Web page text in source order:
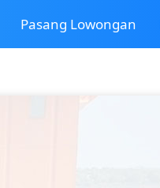
Pasang Lowongan